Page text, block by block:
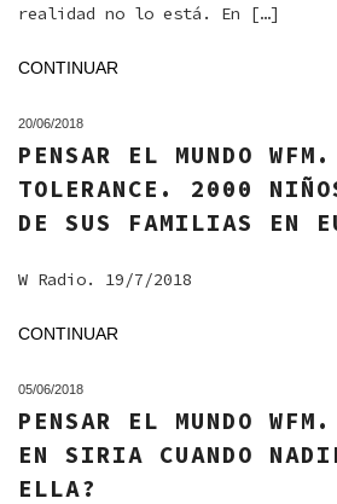
realidad no lo está. En […]
CONTINUAR
20/06/2018
PENSAR EL MUNDO
TOLERANCE. 2000
DE SUS FAMILIAS EN
W Radio. 19/7/2018
CONTINUAR
05/06/2018
PENSAR EL MUNDO
EN SIRIA CUANDO
ELLA?